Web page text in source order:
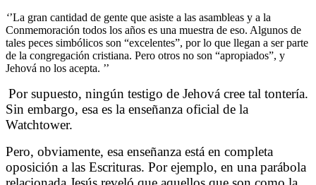
‘’La gran cantidad de gente que asiste a las asambleas y a la
Conmemoración todos los años es una muestra de eso. Algunos de
tales peces simbólicos son “excelentes”, por lo que llegan a ser parte
de la congregación cristiana. Pero otros no son “apropiados”, y
Jehová no los acepta. ’’
Por supuesto, ningún testigo de Jehová cree tal tontería.
Sin embargo, esa es la enseñanza oficial de la
Watchtower.
Pero, obviamente, esa enseñanza está en completa
oposición a las Escrituras. Por ejemplo, en una parábola